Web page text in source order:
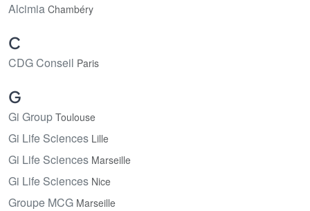
Alcimia Chambéry
C
CDG Conseil Paris
G
Gi Group Toulouse
Gi Life Sciences Lille
Gi Life Sciences Marseille
Gi Life Sciences Nice
Groupe MCG Marseille